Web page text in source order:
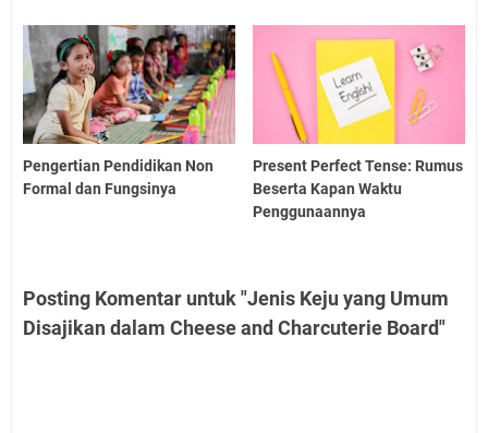
Pengertian Pendidikan Non
Formal dan Fungsinya
Present Perfect Tense: Rumus
Beserta Kapan Waktu
Penggunaannya
Posting Komentar untuk "Jenis Keju yang Umum
Disajikan dalam Cheese and Charcuterie Board"